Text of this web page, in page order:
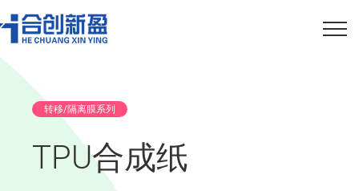
转移/隔离膜系列
TPU合成纸